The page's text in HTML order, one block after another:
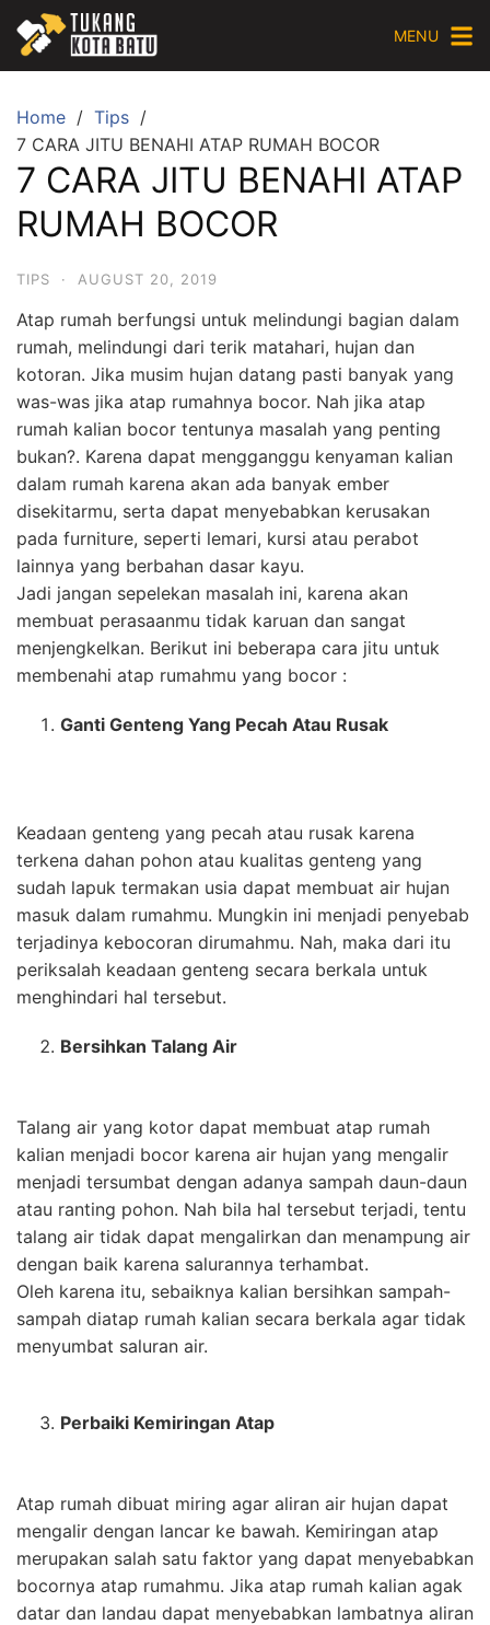
content
MENU
Home
Tips
7 CARA JITU BENAHI ATAP RUMAH BOCOR
7 CARA JITU BENAHI ATAP
RUMAH BOCOR
TIPS · AUGUST 20, 2019
Atap rumah berfungsi untuk melindungi bagian dalam
rumah, melindungi dari terik matahari, hujan dan
kotoran. Jika musim hujan datang pasti banyak yang
was-was jika atap rumahnya bocor. Nah jika atap
rumah kalian bocor tentunya masalah yang penting
bukan?. Karena dapat mengganggu kenyaman kalian
dalam rumah karena akan ada banyak ember
disekitarmu, serta dapat menyebabkan kerusakan
pada furniture, seperti lemari, kursi atau perabot
lainnya yang berbahan dasar kayu.
Jadi jangan sepelekan masalah ini, karena akan
membuat perasaanmu tidak karuan dan sangat
menjengkelkan. Berikut ini beberapa cara jitu untuk
membenahi atap rumahmu yang bocor :
Ganti Genteng Yang Pecah Atau Rusak
Keadaan genteng yang pecah atau rusak karena
terkena dahan pohon atau kualitas genteng yang
sudah lapuk termakan usia dapat membuat air hujan
masuk dalam rumahmu. Mungkin ini menjadi penyebab
terjadinya kebocoran dirumahmu. Nah, maka dari itu
periksalah keadaan genteng secara berkala untuk
menghindari hal tersebut.
Bersihkan Talang Air
Talang air yang kotor dapat membuat atap rumah
kalian menjadi bocor karena air hujan yang mengalir
menjadi tersumbat dengan adanya sampah daun-daun
atau ranting pohon. Nah bila hal tersebut terjadi, tentu
talang air tidak dapat mengalirkan dan menampung air
dengan baik karena salurannya terhambat.
Oleh karena itu, sebaiknya kalian bersihkan sampah-
sampah diatap rumah kalian secara berkala agar tidak
menyumbat saluran air.
Perbaiki Kemiringan Atap
Atap rumah dibuat miring agar aliran air hujan dapat
mengalir dengan lancar ke bawah. Kemiringan atap
merupakan salah satu faktor yang dapat menyebabkan
bocornya atap rumahmu. Jika atap rumah kalian agak
datar dan landau dapat menyebabkan lambatnya aliran